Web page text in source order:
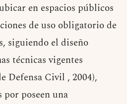
en espacios públicos
de uso obligatorio de
siguiendo el diseño
técnicas vigentes
Defensa Civil , 2004),
poseen una